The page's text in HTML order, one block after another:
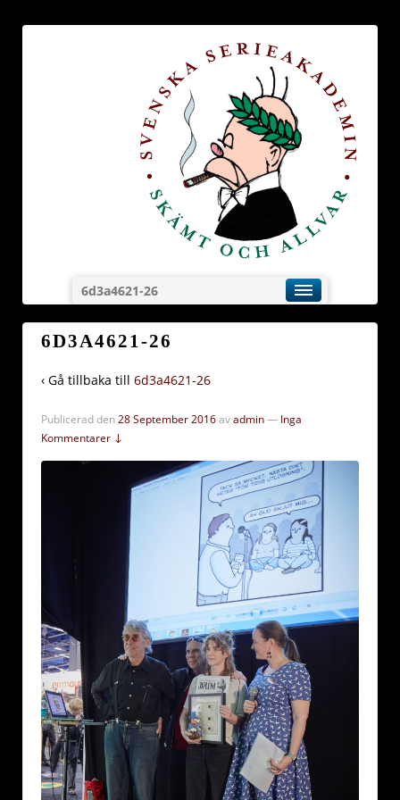
6d3a4621-26
6D3A4621-26
‹ Gå tillbaka till 6d3a4621-26
Publicerad den28 September 2016avadmin— Inga
Kommentarer ↓